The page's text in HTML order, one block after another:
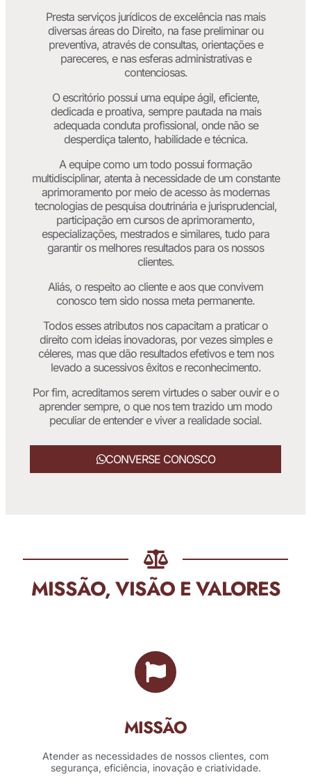
Presta serviços jurídicos de excelência nas mais
diversas áreas do Direito, na fase preliminar ou
preventiva, através de consultas, orientações e
pareceres, e nas esferas administrativas e
contenciosas.
O escritório possui uma equipe ágil, eficiente,
dedicada e proativa, sempre pautada na mais
adequada conduta profissional, onde não se
desperdiça talento, habilidade e técnica.
A equipe como um todo possui formação
multidisciplinar, atenta à necessidade de um constante
aprimoramento por meio de acesso às modernas
tecnologias de pesquisa doutrinária e jurisprudencial,
participação em cursos de aprimoramento,
especializações, mestrados e similares, tudo para
garantir os melhores resultados para os nossos
clientes.
Aliás, o respeito ao cliente e aos que convivem
conosco tem sido nossa meta permanente.
Todos esses atributos nos capacitam a praticar o
direito com ideias inovadoras, por vezes simples e
céleres, mas que dão resultados efetivos e tem nos
levado a sucessivos êxitos e reconhecimento.
Por fim, acreditamos serem virtudes o saber ouvir e o
aprender sempre, o que nos tem trazido um modo
peculiar de entender e viver a realidade social.
CONVERSE CONOSCO
MISSÃO, VISÃO E VALORES
MISSÃO
Atender as necessidades de nossos clientes, com
segurança, eficiência, inovação e criatividade.